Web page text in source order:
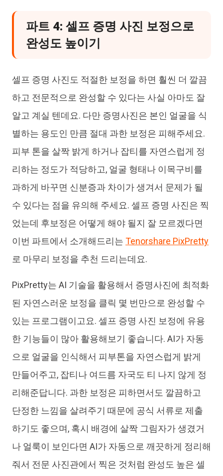
파트 4: 셀프 증명 사진 보정으로
완성도 높이기
셀프 증명 사진도 적절한 보정을 하면 훨씬 더 깔끔
하고 전문적으로 완성할 수 있다는 사실 아마도 잘
알고 계실 텐데요. 다만 증명사진은 본인 얼굴을 식
별하는 용도인 만큼 절대 과한 보정은 피해주세요.
피부 톤을 살짝 밝게 하거나 잡티를 자연스럽게 정
리하는 정도가 적당하고, 얼굴 형태나 이목구비를
과하게 바꾸면 신분증과 차이가 생겨서 문제가 될
수 있다는 점을 유의해 주세요. 셀프 증명 사진은 찍
었는데 후보정은 어떻게 해야 될지 잘 모르겠다면
이번 파트에서 소개해드리는 Tenorshare PixPretty
로 마무리 보정을 추천 드리는데요.
PixPretty는 AI 기술을 활용해서 증명사진에 최적화
된 자연스러운 보정을 클릭 몇 번만으로 완성할 수
있는 프로그램이고요. 셀프 증명 사진 보정에 유용
한 기능들이 많아 활용해보기 좋습니다. AI가 자동
으로 얼굴을 인식해서 피부톤을 자연스럽게 밝게
만들어주고, 잡티나 여드름 자국도 티 나지 않게 정
리해준답니다. 과한 보정은 피하면서도 깔끔하고
단정한 느낌을 살려주기 때문에 공식 서류로 제출
하기도 좋으며, 혹시 배경에 살짝 그림자가 생겼거
나 얼룩이 보인다면 AI가 자동으로 깨끗하게 정리해
줘서 전문 사진관에서 찍은 것처럼 완성도 높은 셀